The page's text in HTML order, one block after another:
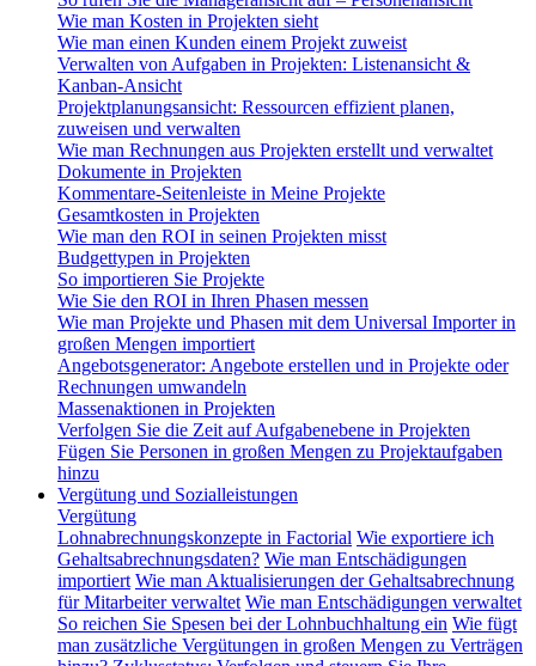
Wie man Kosten in Projekten sieht
Wie man einen Kunden einem Projekt zuweist
Verwalten von Aufgaben in Projekten: Listenansicht &
Kanban-Ansicht
Projektplanungsansicht: Ressourcen effizient planen,
zuweisen und verwalten
Wie man Rechnungen aus Projekten erstellt und verwaltet
Dokumente in Projekten
Kommentare-Seitenleiste in Meine Projekte
Gesamtkosten in Projekten
Wie man den ROI in seinen Projekten misst
Budgettypen in Projekten
So importieren Sie Projekte
Wie Sie den ROI in Ihren Phasen messen
Wie man Projekte und Phasen mit dem Universal Importer in
großen Mengen importiert
Angebotsgenerator: Angebote erstellen und in Projekte oder
Rechnungen umwandeln
Massenaktionen in Projekten
Verfolgen Sie die Zeit auf Aufgabenebene in Projekten
Fügen Sie Personen in großen Mengen zu Projektaufgaben
hinzu
Vergütung und Sozialleistungen
Vergütung
Lohnabrechnungskonzepte in Factorial Wie exportiere ich
Gehaltsabrechnungsdaten? Wie man Entschädigungen
importiert Wie man Aktualisierungen der Gehaltsabrechnung
für Mitarbeiter verwaltet Wie man Entschädigungen verwaltet
So reichen Sie Spesen bei der Lohnbuchhaltung ein Wie fügt
man zusätzliche Vergütungen in großen Mengen zu Verträgen